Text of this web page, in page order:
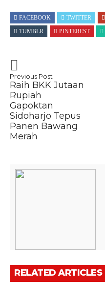
FACEBOOK TWITTER
TUMBLR
PINTEREST
Previous Post
Raih BKK Jutaan
Rupiah
Gapoktan
Sidoharjo Tepus
Panen Bawang
Merah
RELATED ARTICLES